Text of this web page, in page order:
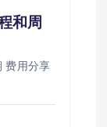
和周
费用分享